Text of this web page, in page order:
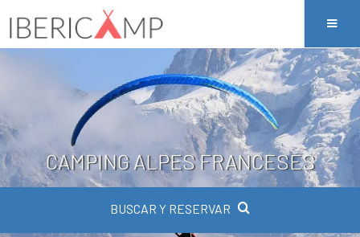
CAMPING ALPES FRANCESES
BUSCAR Y RESERVAR